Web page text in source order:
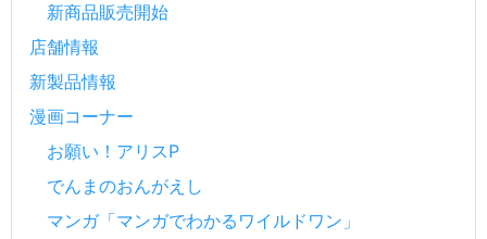
新商品販売開始
店舗情報
新製品情報
漫画コーナー
お願い！アリスP
でんまのおんがえし
マンガ「マンガでわかるワイルドワン」